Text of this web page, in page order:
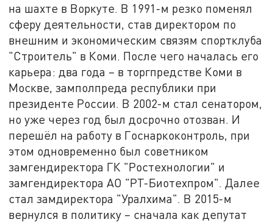
на шахте в Воркуте. В 1991-м резко поменял
сферу деятельности, став директором по
внешним и экономическим связям спортклуба
"Строитель" в Коми. После чего началась его
карьера: два года – в торгпредстве Коми в
Москве, замполпреда республики при
президенте России. В 2002-м стал сенатором,
но уже через год был досрочно отозван. И
перешёл на работу в Госнаркоконтроль, при
этом одновременно был советником
замгендиректора ГК "Ростехнологии" и
замгендиректора АО "РТ-Биотехпром". Далее
стал замдиректора "Уралхима". В 2015-м
вернулся в политику – сначала как депутат